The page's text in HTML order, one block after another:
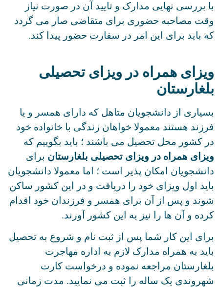
بررسی نهایی مدارک و تایید آن در صورت نیاز
مصاحبه حضوری برای متقاضی صار می گردد
باید برای این امر در سفارت حضور پیدا کند.
همراه در ویزای تحصیلی
از دانشجویان متاهل که دارای همسر و یا
هستند معمولا خواهان زندگی با خانواده خود
کشور محل تحصیل می باشند ؛ باید بگوییم که
همراه در ویزای تحصیلی بلغارستانبرای
امکان پذیر است ؛ اما معمولا دانشجویان
اول ویزای خود را دریافت و در این کشور ساکن
و پس از آن برای همسر و فرزندان خود اقدام
و آن ها را نیز به این کشور آورند.
این کار شما پس از ثبت نام و شروع به تحصیل
به همراه مدارک لازم به اداره مهاجرت
مراجعه نموده و درخواست کارت
یک ساله را ثبت می نمایید. مدت زمانی